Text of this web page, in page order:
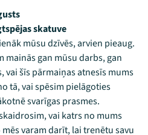
skatuve
mūsu dzīvēs, arvien pieaug.
gan mūsu darbs, gan
vai šīs pārmaiņas atnesīs mums
tā, vai spēsim pielāgoties
svarīgas prasmes.
vai katrs no mums
varam darīt, lai trenētu savu